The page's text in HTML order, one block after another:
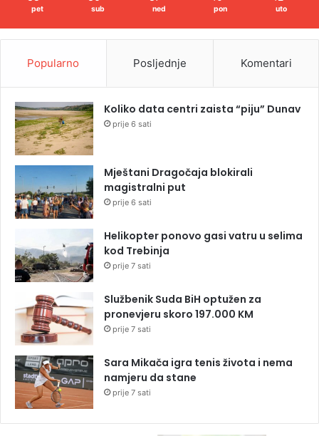
pet sub ned pon uto
Popularno Posljednje Komentari
Koliko data centri zaista “piju” Dunav
prije 6 sati
Mještani Dragočaja blokirali
magistralni put
prije 6 sati
Helikopter ponovo gasi vatru u selima
kod Trebinja
prije 7 sati
Službenik Suda BiH optužen za
pronevjeru skoro 197.000 KM
prije 7 sati
Sara Mikača igra tenis života i nema
namjeru da stane
prije 7 sati